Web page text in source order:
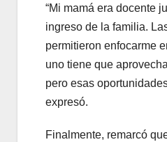
“Mi mamá era docente
ingreso de la familia.
permitieron enfocarme
uno tiene que
pero esas
expresó.
Finalmente, remarcó